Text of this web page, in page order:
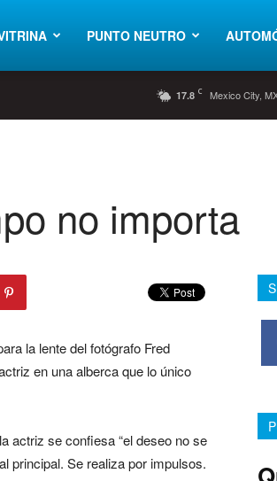
PUNTO NEUTRO
17.8 C Mexico City,
no importa
la lente del fotógrafo Fred
en una alberca que lo único
actriz se confiesa “el deseo no se
principal. Se realiza por impulsos.